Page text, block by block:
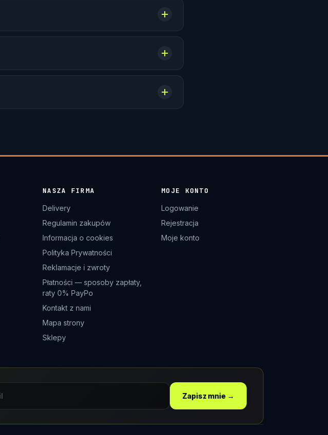
NASZA FIRMA
Delivery
Regulamin zakupów
Informacja o cookies
Polityka Prywatności
Reklamacje i zwroty
Płatności — sposoby zapłaty,
raty 0% PayPo
Kontakt z nami
Mapa strony
Sklepy
MOJE KONTO
Logowanie
Rejestracja
Moje konto
Zapisz mnie →